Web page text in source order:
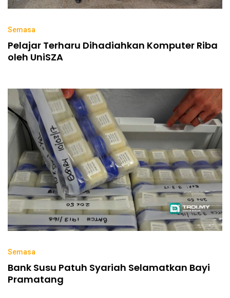
Semasa
Pelajar Terharu Dihadiahkan Komputer Riba
oleh UniSZA
Semasa
Bank Susu Patuh Syariah Selamatkan Bayi
Pramatang